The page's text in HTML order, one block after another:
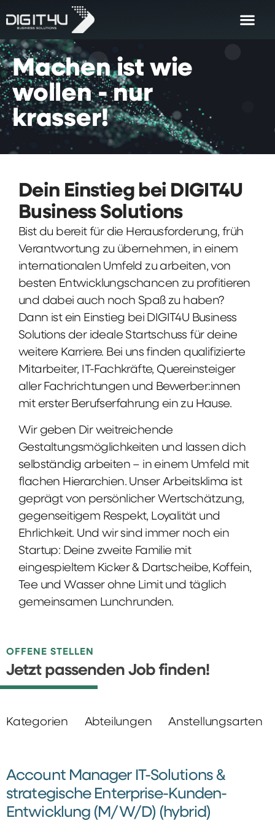
Machen ist wie
wollen - nur
krasser!
Dein Einstieg bei DIGIT4U
Business Solutions
Bist du bereit für die Herausforderung, früh
Verantwortung zu übernehmen, in einem
internationalen Umfeld zu arbeiten, von
besten Entwicklungschancen zu profitieren
und dabei auch noch Spaß zu haben?
Dann ist ein Einstieg bei DIGIT4U Business
Solutions der ideale Startschuss für deine
weitere Karriere. Bei uns finden qualifizierte
Mitarbeiter, IT-Fachkräfte, Quereinsteiger
aller Fachrichtungen und Bewerber:innen
mit erster Berufserfahrung ein zu Hause.
Wir geben Dir weitreichende
Gestaltungsmöglichkeiten und lassen dich
selbständig arbeiten – in einem Umfeld mit
flachen Hierarchien. Unser Arbeitsklima ist
geprägt von persönlicher Wertschätzung,
gegenseitigem Respekt, Loyalität und
Ehrlichkeit. Und wir sind immer noch ein
Startup: Deine zweite Familie mit
eingespieltem Kicker & Dartscheibe, Koffein,
Tee und Wasser ohne Limit und täglich
gemeinsamen Lunchrunden.
OFFENE STELLEN
Jetzt passenden Job finden!
Kategorien Abteilungen Anstellungsarten
Account Manager IT-Solutions &
strategische Enterprise-Kunden-
Entwicklung (M/W/D) (hybrid)